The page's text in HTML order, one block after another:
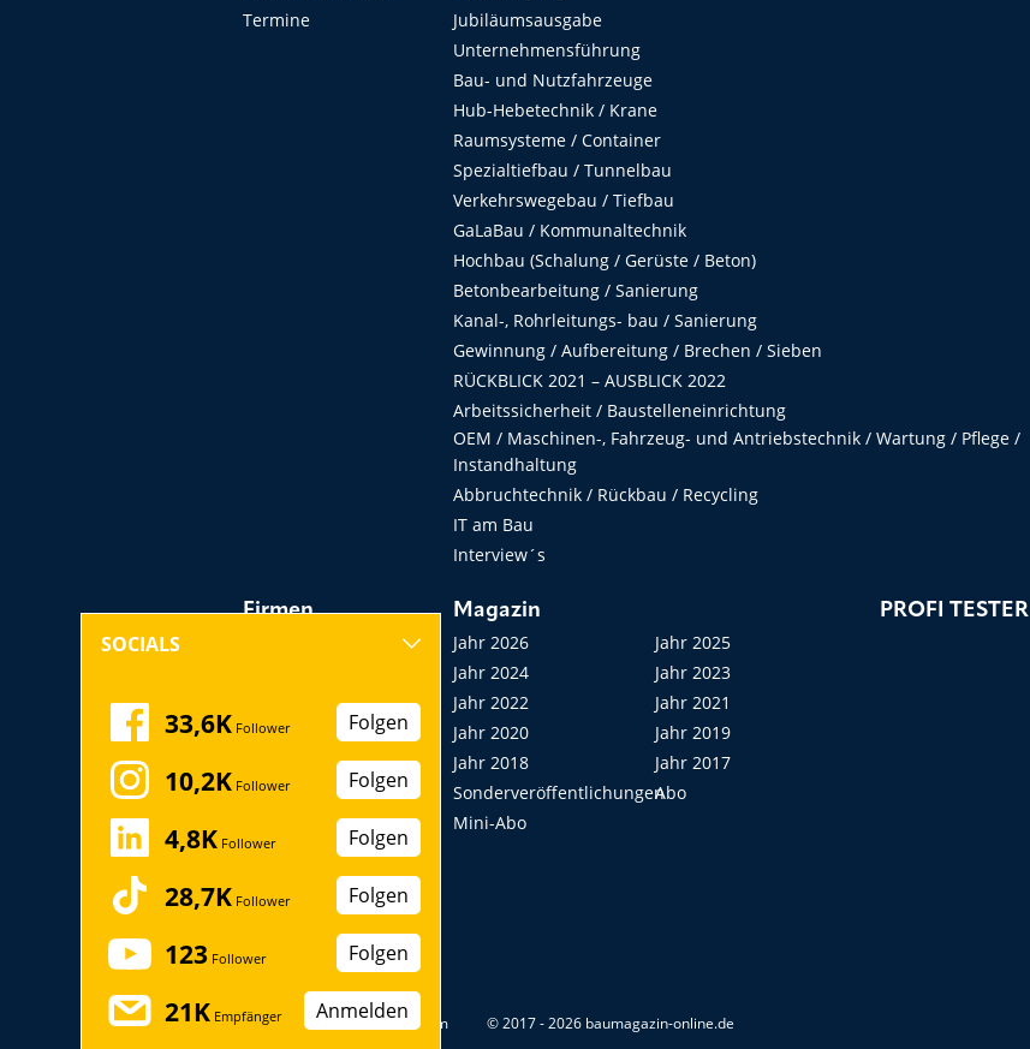
Termine
Jubiläumsausgabe
Unternehmensführung
Bau- und Nutzfahrzeuge
Hub-Hebetechnik / Krane
Raumsysteme / Container
Spezialtiefbau / Tunnelbau
Verkehrswegebau / Tiefbau
GaLaBau / Kommunaltechnik
Hochbau (Schalung / Gerüste / Beton)
Betonbearbeitung / Sanierung
Kanal-, Rohrleitungs- bau / Sanierung
Gewinnung / Aufbereitung / Brechen / Sieben
RÜCKBLICK 2021 – AUSBLICK 2022
Arbeitssicherheit / Baustelleneinrichtung
OEM / Maschinen-, Fahrzeug- und Antriebstechnik / Wartung / Pflege /
Instandhaltung
Abbruchtechnik / Rückbau / Recycling
IT am Bau
Interview´s
Firmen
Messen, Seminare,
Kongresse
Startup
Magazin
Jahr 2026
Jahr 2025
Jahr 2024
Jahr 2023
Jahr 2022
Jahr 2021
Jahr 2020
Jahr 2019
Jahr 2018
Jahr 2017
SonderveröffentlichungenAbo
Mini-Abo
PROFI TESTER
Datenschutz Impressum © 2017 - 2026 baumagazin-online.de
SOCIALS
33,6K Follower Folgen
10,2K Follower Folgen
4,8K Follower Folgen
28,7K Follower Folgen
123 Follower Folgen
21K Empfänger Anmelden